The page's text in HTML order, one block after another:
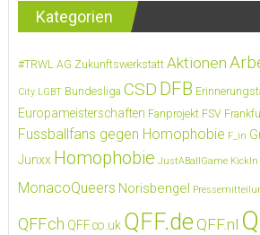
Kategorien
#TRWL AG Zukunftswerkstatt Aktionen
City LGBT Bundesliga CSD DFB
Europameisterschaften Fanprojekt FSV
Fussballfans gegen Homophobie F_in
Junxx Homophobie JustABallGame KickIn
MonacoQueers Norisbengel
QFF.ch QFF.co.uk QFF.de QFF.nl